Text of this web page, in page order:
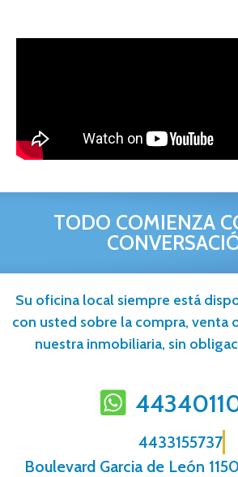
TODO COMIENZA
Su oficina local siempre está
con usted sobre la compra, venta
nuestra inmobiliaria, sin
4433155737
Boulevard Garcia de León